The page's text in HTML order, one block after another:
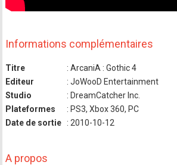
Informations complémentaires
Titre
: ArcaniA : Gothic 4
Editeur
: JoWooD Entertainment
Studio
: DreamCatcher Inc.
Plateformes
: PS3, Xbox 360, PC
Date de sortie
: 2010-10-12
A propos